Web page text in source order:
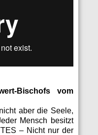
Bischofs vom
aber die Seele,
Men­sch besitzt
– Nicht nur der